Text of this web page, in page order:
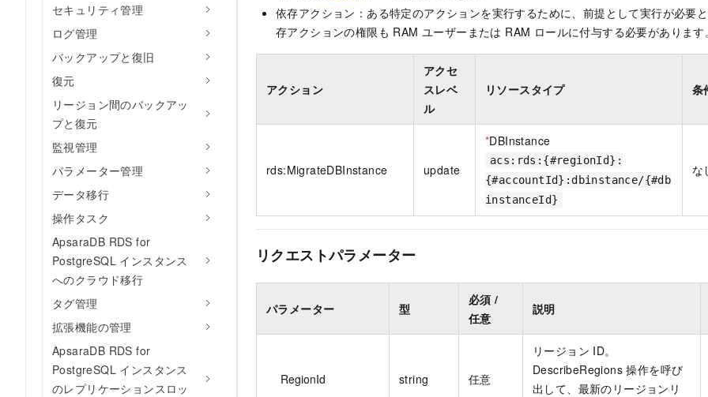
セキュリティ管理
ログ管理
バックアップと復旧
復元
リージョン間のバックアッ
プと復元
監視管理
パラメーター管理
データ移行
操作タスク
ApsaraDB RDS for
PostgreSQL インスタンス
へのクラウド移行
タグ管理
拡張機能の管理
ApsaraDB RDS for
PostgreSQL インスタンス
のレプリケーションスロッ
依存アクション：ある特定のアクションを実行するために、前提として実行が必要
存アクションの権限も RAM ユーザーまたは RAM ロールに付与する必要があります。
アクション
アクセ
スレベ
ル
リソースタイプ 条
rds:MigrateDBInstance update
*DBInstance
acs:rds:{#regionId}:
{#accountId}:dbinstance/{#db
instanceId}
な
リクエストパラメーター
パラメーター 型
必須 /
任意
説明
RegionId string 任意
リージョン ID。
DescribeRegions 操作を呼び
出して、最新のリージョンリ